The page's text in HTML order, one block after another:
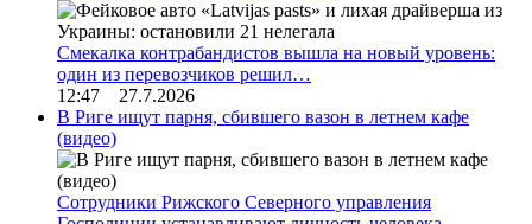
Смекалка контрабандистов вышла на новый уровень:
один из перевозчиков решил…
12:47 27.7.2026
В Риге ищут парня, сбившего вазон в летнем кафе
(видео)
Сотрудники Рижского Северного управления